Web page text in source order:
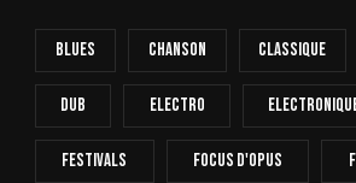
Blues Chanson Classique
Dub Electro
Festivals Focus D'Opus